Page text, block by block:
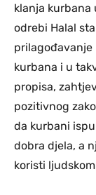
klanja kurbana
odrebi Halal
kurbana i u
propisa,
pozitivnog
da kurbani
dobra djela, a
koristi